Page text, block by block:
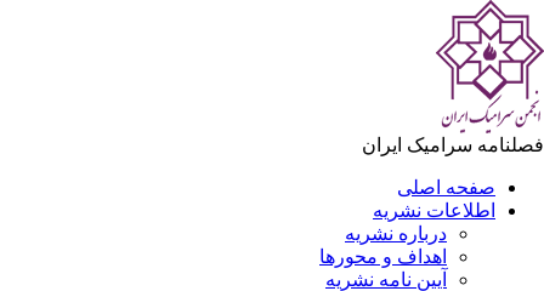
سرامیک ایران
صفحه اصلی
اطلاعات نشریه
درباره نشریه
اهداف و محورها
آیین نامه نشریه